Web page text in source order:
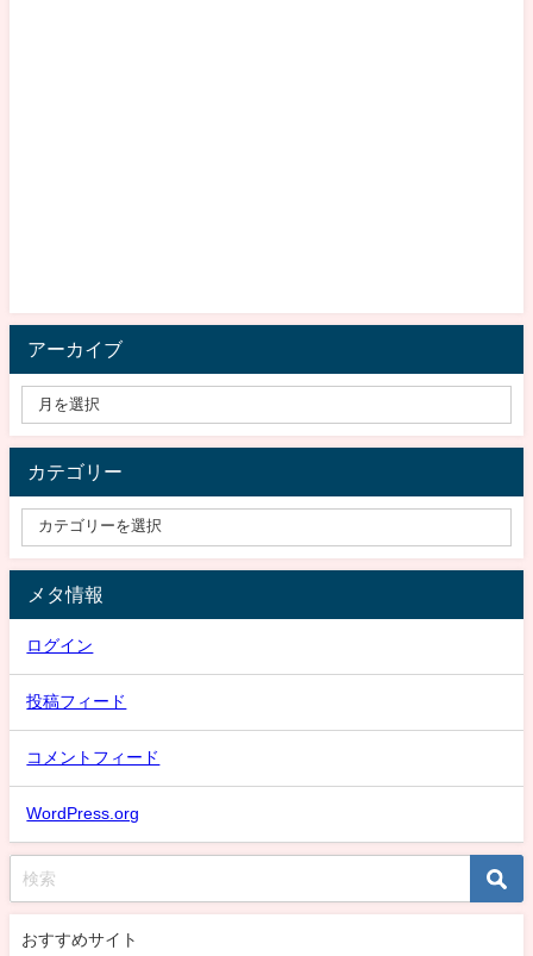
アーカイブ
カテゴリー
メタ情報
ログイン
投稿フィード
コメントフィード
WordPress.org
おすすめサイト